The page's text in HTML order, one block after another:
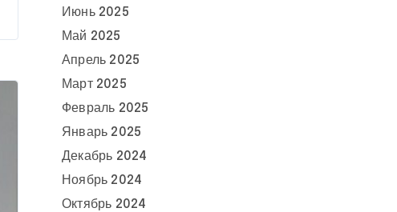
Июнь 2025
Май 2025
Апрель 2025
Март 2025
Февраль 2025
Январь 2025
Декабрь 2024
Ноябрь 2024
Октябрь 2024